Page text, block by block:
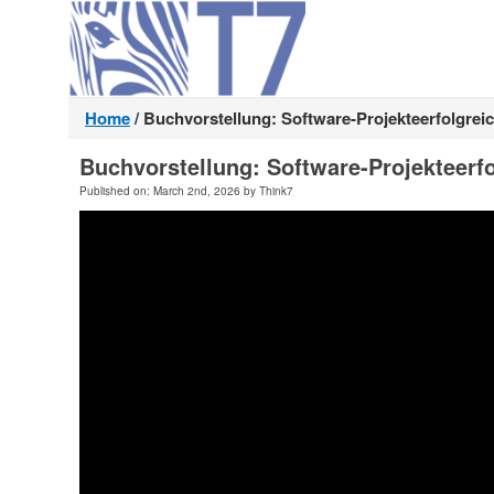
Home/Buchvorstellung: Software-
Buchvorstellung: Software-
Published on: March 2nd, 2026 by Think7